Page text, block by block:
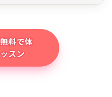
料で体
スン